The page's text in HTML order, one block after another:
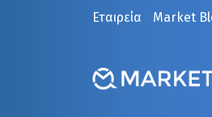
Εταιρεία Market